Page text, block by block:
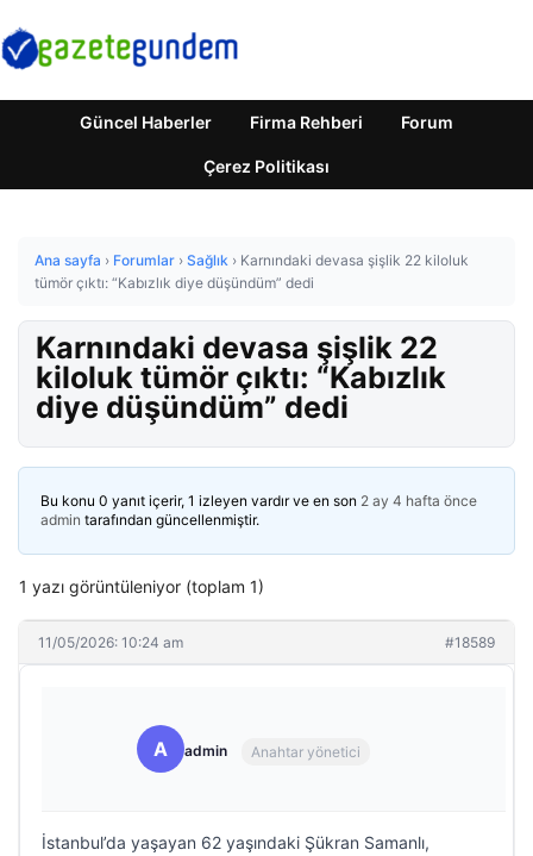
Güncel Haberler Firma Rehberi Forum
Çerez Politikası
Ana sayfa › Forumlar › Sağlık › Karnındaki devasa şişlik 22 kiloluk
tümör çıktı: “Kabızlık diye düşündüm” dedi
Karnındaki devasa şişlik 22
kiloluk tümör çıktı: “Kabızlık
diye düşündüm” dedi
Bu konu 0 yanıt içerir, 1 izleyen vardır ve en son 2 ay 4 hafta önce
admin tarafından güncellenmiştir.
1 yazı görüntüleniyor (toplam 1)
11/05/2026: 10:24 am #18589
A admin Anahtar yönetici
İstanbul’da yaşayan 62 yaşındaki Şükran Samanlı,